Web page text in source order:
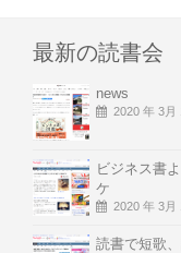
最新の読書会
news
2020 年 3月
ビジネス書
ケ
2020 年 3月
読書で短歌